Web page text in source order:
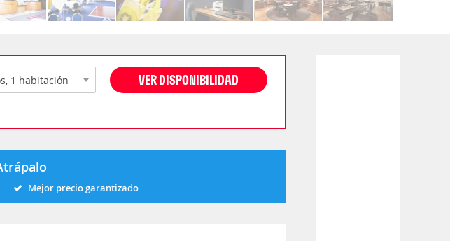
VER DISPONIBILIDAD
Mejor precio garantizado